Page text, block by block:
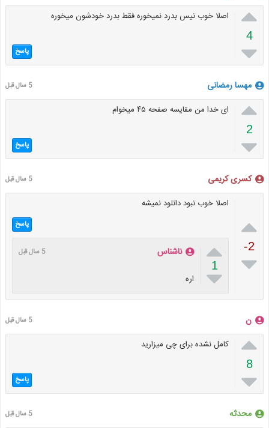

4

اصلا خوب نیس بدرد نمیخورە فقط بدرد خودشون میخورە
پاسخ
مهسا رمضانی 5 سال قبل

2

ای خدا من مقایسه صفحه ۴۵ میخوام
پاسخ
کسری کریمی 5 سال قبل

-2

اصلا خوب نبود دانلود نمیشه
پاسخ

1

ناشناس 5 سال قبل
اره
ن 5 سال قبل

8

کامل نشده برای چی میزارید
پاسخ
محدثه 5 سال قبل